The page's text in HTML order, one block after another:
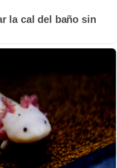
la cal del baño sin